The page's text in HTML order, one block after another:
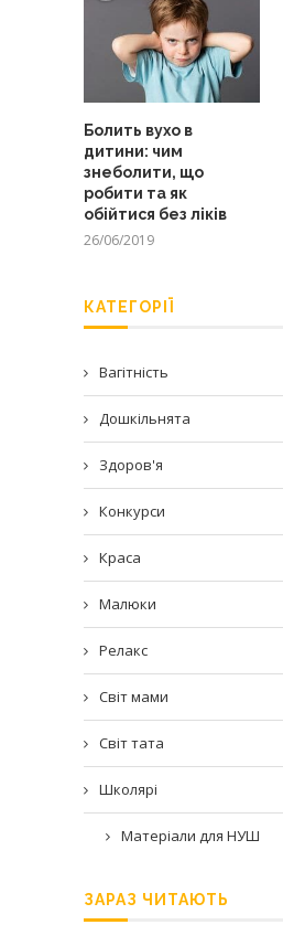
Болить вухо в
дитини: чим
знеболити, що
робити та як
обійтися без ліків
26/06/2019
КАТЕГОРІЇ
Вагітність
Дошкільнята
Здоров'я
Конкурси
Краса
Малюки
Релакс
Світ мами
Світ тата
Школярі
Матеріали для НУШ
ЗАРАЗ ЧИТАЮТЬ